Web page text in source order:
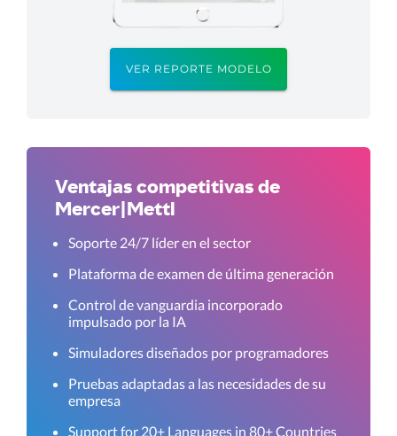
VER REPORTE MODELO
Ventajas competitivas de
Mercer|Mettl
Soporte 24/7 líder en el sector
Plataforma de examen de última generación
Control de vanguardia incorporado
impulsado por la IA
Simuladores diseñados por programadores
Pruebas adaptadas a las necesidades de su
empresa
Support for 20+ Languages in 80+ Countries